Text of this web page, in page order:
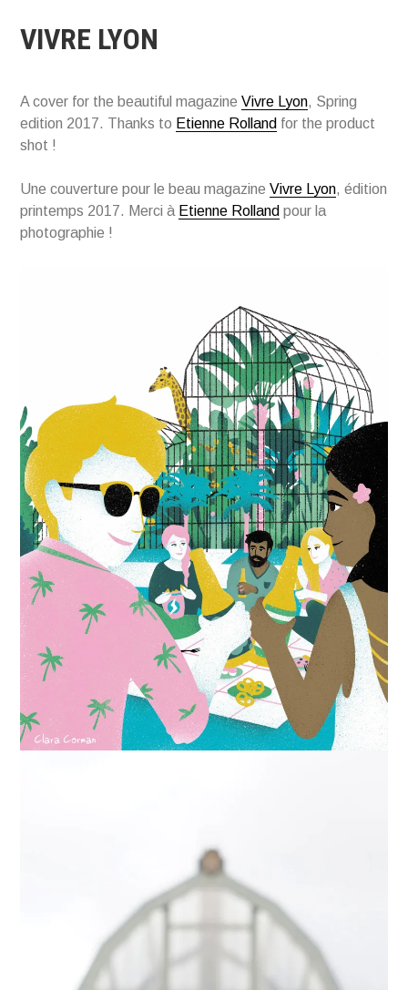
VIVRE LYON
A cover for the beautiful magazineVivre Lyon, Spring
edition 2017. Thanks to Etienne Rolland for the product
shot !
Une couverture pour le beau magazineVivre Lyon, édition
printemps 2017. Merci à Etienne Rolland pour la
photographie !